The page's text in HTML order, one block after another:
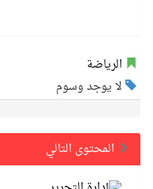
الرياضة
لا يوجد وسوم
المحتوى التالي